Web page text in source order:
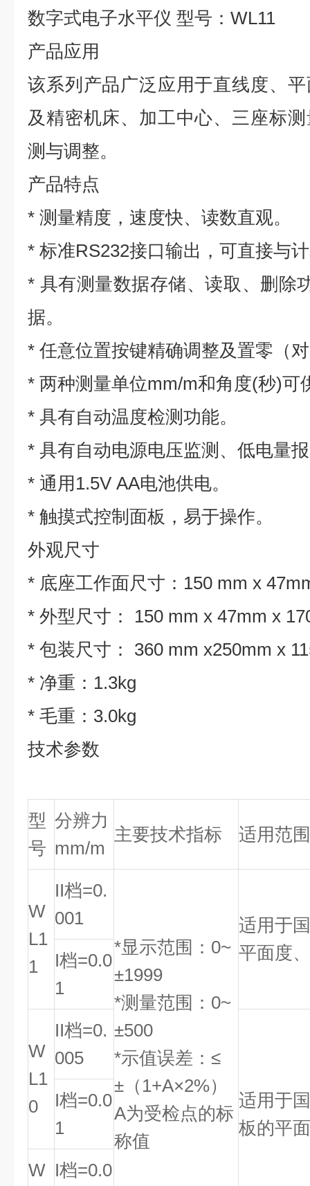
数字式电子水平仪 型号：WL11
产品应用
该系列产品广泛应用于直线度、
及精密机床、加工中心、三座标
测与调整。
产品特点
* 测量精度，速度快、读数直观。
* 标准RS232接口输出，可直接与
* 具有测量数据存储、读取、删除
据。
* 任意位置按键精确调整及置零（
* 两种测量单位mm/m和角度(秒)
* 具有自动温度检测功能。
* 具有自动电源电压监测、低电量
* 通用1.5V AA电池供电。
* 触摸式控制面板，易于操作。
外观尺寸
* 底座工作面尺寸：150 mm x
* 外型尺寸： 150 mm x 47mm x
* 包装尺寸： 360 mm x250mm x
* 净重：1.3kg
* 毛重：3.0kg
技术参数
型
号
分辨力
mm/m
主要技术指标 适用范围
W
L1
1
II档=0.
001
*显示范围：0~
±1999
*测量范围：0~
±500
*示值误差：≤
±（1+A×2%）
A为受检点的标
称值
适用于
平面度
I档=0.0
1
W
L1
0
II档=0.
005
适用于
板的平
I档=0.0
1
W I档=0.0